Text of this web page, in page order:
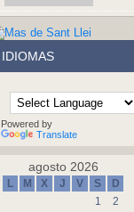
IDIOMAS
Powered by
Translate
agosto 2026
L M X J V S
D
1
2